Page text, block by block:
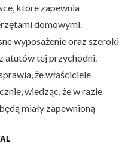
które zapewnia
domowymi.
wyposażenie oraz szeroki
atutów tej przychodni.
że właściciele
wiedząc, że w razie
miały zapewnioną